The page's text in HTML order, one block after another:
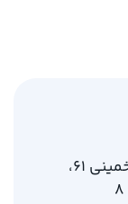
مشهد، میدان امام خمینی، امام خمینی 61،